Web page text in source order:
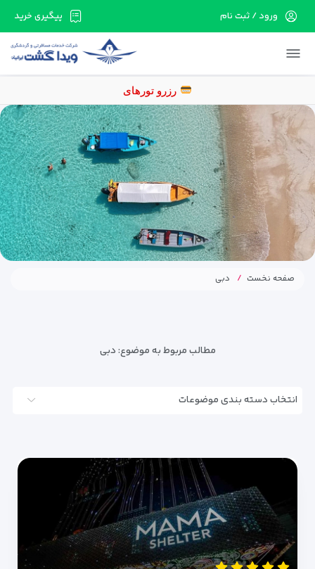
در حال حاضر ارتباط با سرور قطع می باشد لطفا
ر
پیگیری خرید ورود / ثبت نام
صفحه نخست دبی
مطالب مربوط به موضوع:دبی
انتخاب دسته بندی موضوعات